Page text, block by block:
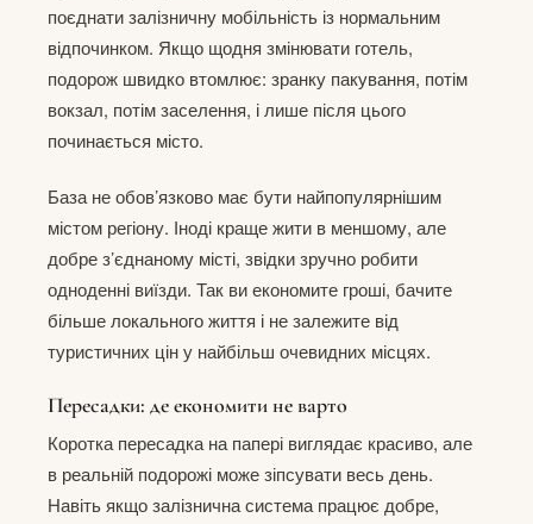
поєднати залізничну мобільність із нормальним
відпочинком. Якщо щодня змінювати готель,
подорож швидко втомлює: зранку пакування, потім
вокзал, потім заселення, і лише після цього
починається місто.
База не обов’язково має бути найпопулярнішим
містом регіону. Іноді краще жити в меншому, але
добре з’єднаному місті, звідки зручно робити
одноденні виїзди. Так ви економите гроші, бачите
більше локального життя і не залежите від
туристичних цін у найбільш очевидних місцях.
Пересадки: де економити не варто
Коротка пересадка на папері виглядає красиво, але
в реальній подорожі може зіпсувати весь день.
Навіть якщо залізнична система працює добре,